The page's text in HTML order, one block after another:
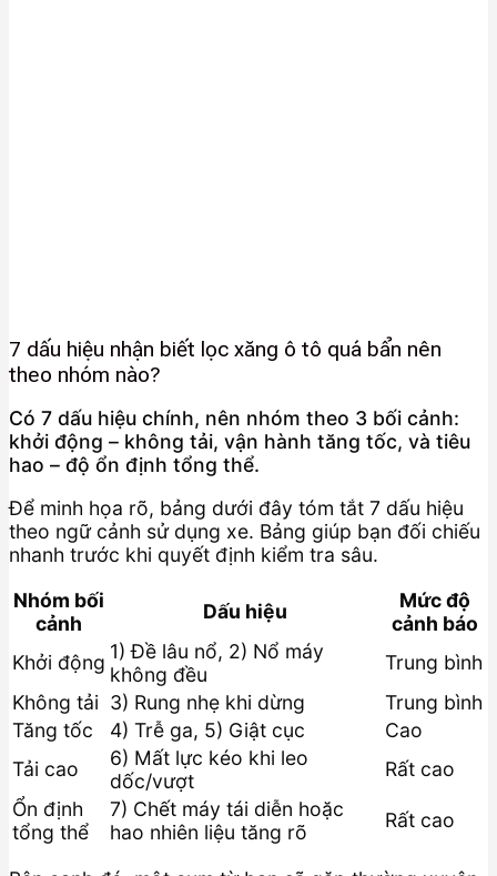
7 dấu hiệu nhận biết lọc xăng ô tô quá bẩn nên
theo nhóm nào?
Có 7 dấu hiệu chính, nên nhóm theo 3 bối cảnh:
khởi động – không tải, vận hành tăng tốc, và tiêu
hao – độ ổn định tổng thể.
Để minh họa rõ, bảng dưới đây tóm tắt 7 dấu hiệu
theo ngữ cảnh sử dụng xe. Bảng giúp bạn đối chiếu
nhanh trước khi quyết định kiểm tra sâu.
Nhóm bối
cảnh
Dấu hiệu
Mức độ
cảnh báo
Khởi động 1) Đề lâu nổ, 2) Nổ máy
không đều
Trung bình
Không tải 3) Rung nhẹ khi dừng
Trung bình
Tăng tốc
4) Trễ ga, 5) Giật cục
Cao
Tải cao
6) Mất lực kéo khi leo
dốc/vượt
Rất cao
Ổn định
tổng thể
7) Chết máy tái diễn hoặc
hao nhiên liệu tăng rõ
Rất cao